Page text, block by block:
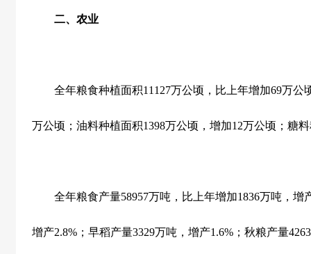
二、农业
全年粮食种植面积11127万公顷，比上年增加69万公
万公顷；油料种植面积1398万公顷，增加12万公顷；糖
全年粮食产量58957万吨，比上年增加1836万吨，增
增产2.8% ；早稻产量3329万吨，增产1.6% ；秋粮产量